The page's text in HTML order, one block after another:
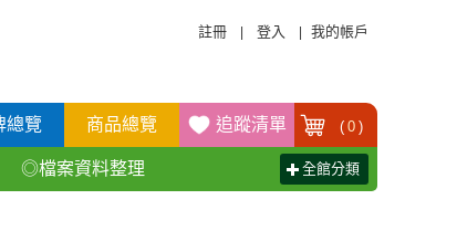
註冊 登入 我的帳戶
總覽 商品總覽 追蹤清單 ( 0 )
◎檔案資料整理 全館分類